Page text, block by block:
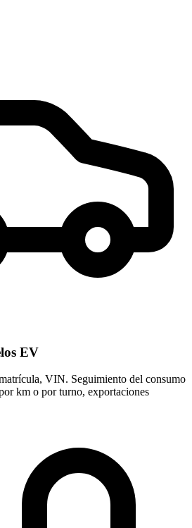
EV
VIN. Seguimiento del consumo
km o por turno, exportaciones